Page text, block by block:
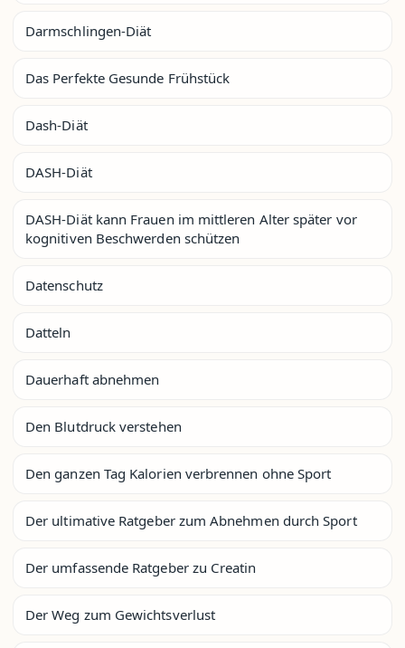
Darmschlingen-Diät
Das Perfekte Gesunde Frühstück
Dash-Diät
DASH-Diät
DASH-Diät kann Frauen im mittleren Alter später vor
kognitiven Beschwerden schützen
Datenschutz
Datteln
Dauerhaft abnehmen
Den Blutdruck verstehen
Den ganzen Tag Kalorien verbrennen ohne Sport
Der ultimative Ratgeber zum Abnehmen durch Sport
Der umfassende Ratgeber zu Creatin
Der Weg zum Gewichtsverlust